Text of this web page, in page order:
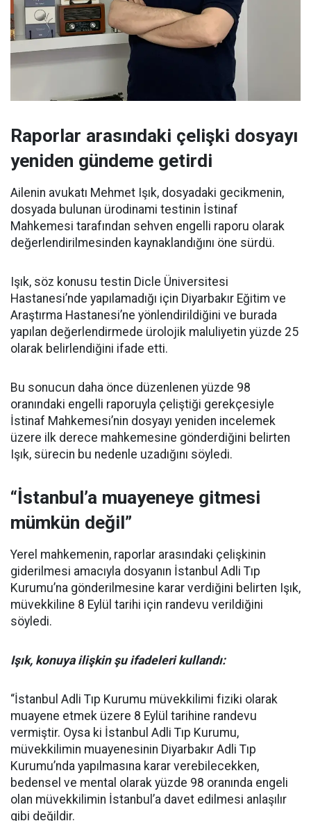
Raporlar arasındaki çelişki dosyayı
yeniden gündeme getirdi
Ailenin avukatı Mehmet Işık, dosyadaki gecikmenin,
dosyada bulunan ürodinami testinin İstinaf
Mahkemesi tarafından sehven engelli raporu olarak
değerlendirilmesinden kaynaklandığını öne sürdü.
Işık, söz konusu testin Dicle Üniversitesi
Hastanesi’nde yapılamadığı için Diyarbakır Eğitim ve
Araştırma Hastanesi’ne yönlendirildiğini ve burada
yapılan değerlendirmede ürolojik maluliyetin yüzde 25
olarak belirlendiğini ifade etti.
Bu sonucun daha önce düzenlenen yüzde 98
oranındaki engelli raporuyla çeliştiği gerekçesiyle
İstinaf Mahkemesi’nin dosyayı yeniden incelemek
üzere ilk derece mahkemesine gönderdiğini belirten
Işık, sürecin bu nedenle uzadığını söyledi.
“İstanbul’a muayeneye gitmesi
mümkün değil”
Yerel mahkemenin, raporlar arasındaki çelişkinin
giderilmesi amacıyla dosyanın İstanbul Adli Tıp
Kurumu’na gönderilmesine karar verdiğini belirten Işık,
müvekkiline 8 Eylül tarihi için randevu verildiğini
söyledi.
Işık, konuya ilişkin şu ifadeleri kullandı:
“İstanbul Adli Tıp Kurumu müvekkilimi fiziki olarak
muayene etmek üzere 8 Eylül tarihine randevu
vermiştir. Oysa ki İstanbul Adli Tıp Kurumu,
müvekkilimin muayenesinin Diyarbakır Adli Tıp
Kurumu’nda yapılmasına karar verebilecekken,
bedensel ve mental olarak yüzde 98 oranında engeli
olan müvekkilimin İstanbul’a davet edilmesi anlaşılır
gibi değildir.